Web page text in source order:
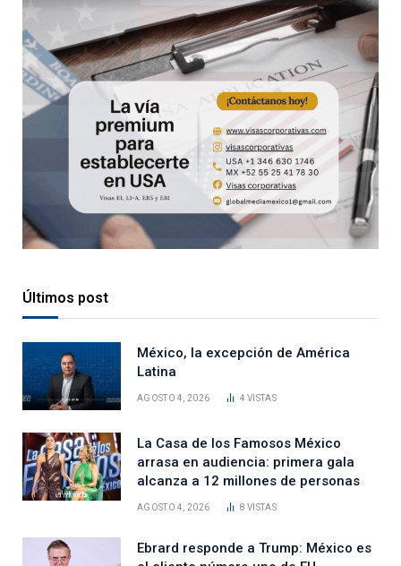
Últimos post
México, la excepción de América
Latina
AGOSTO 4, 2026 4VISTAS
La Casa de los Famosos México
arrasa en audiencia: primera gala
alcanza a 12 millones de personas
AGOSTO 4, 2026 8VISTAS
Ebrard responde a Trump: México es